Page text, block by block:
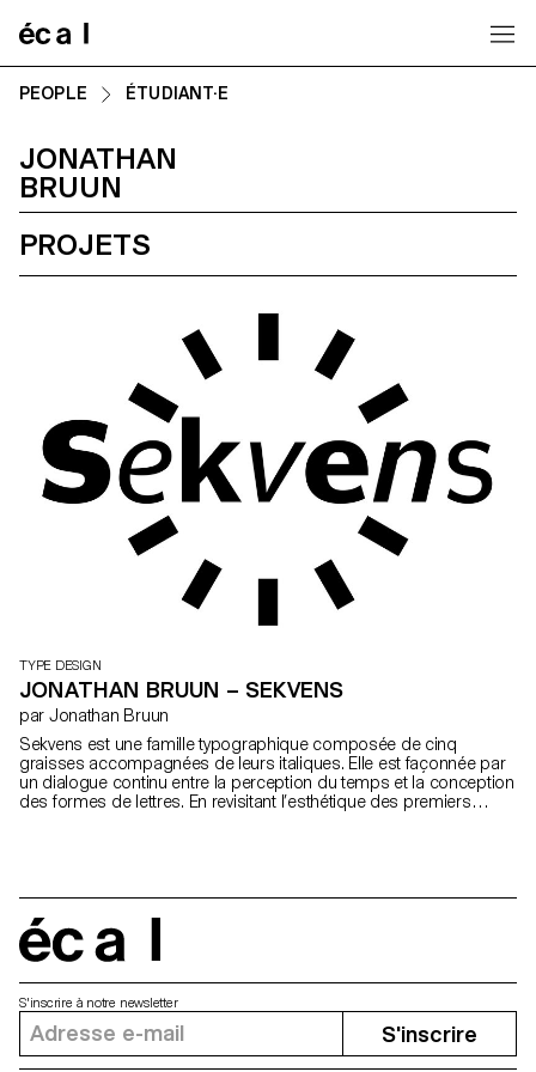
PEOPLE ÉTUDIANT·E
JONATHAN
BRUUN
PROJETS
TYPE DESIGN
JONATHAN BRUUN – SEKVENS
par Jonathan Bruun
Sekvens est une famille typographique composée de cinq
graisses accompagnées de leurs italiques. Elle est façonnée par
un dialogue continu entre la perception du temps et la conception
des formes de lettres. En revisitant l’esthétique des premiers
manière dont les connotations héritées de ces formes vieillissent
dans le paysage typographique contemporain. Dans cette dualité,
Sekvens se veut à la fois une documentation de tendances
passées et une recherche de propositions nouvelles.
S'inscrire à notre newsletter
S'inscrire